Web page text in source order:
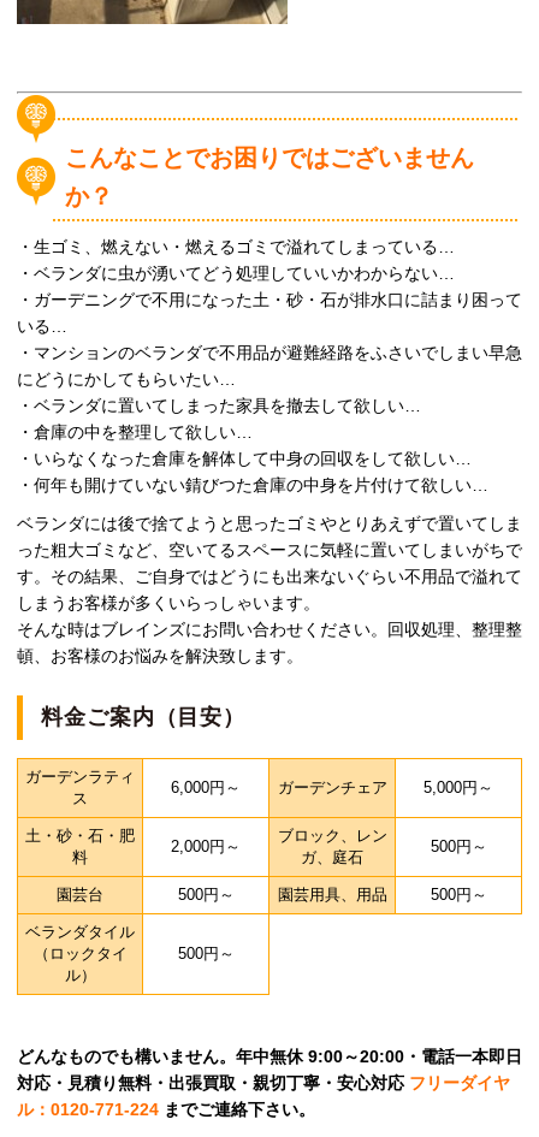
こんなことでお困りではございません
か？
・生ゴミ、燃えない・燃えるゴミで溢れてしまっている…
・ベランダに虫が湧いてどう処理していいかわからない…
・ガーデニングで不用になった土・砂・石が排水口に詰まり困って
いる…
・マンションのベランダで不用品が避難経路をふさいでしまい早急
にどうにかしてもらいたい…
・ベランダに置いてしまった家具を撤去して欲しい…
・倉庫の中を整理して欲しい…
・いらなくなった倉庫を解体して中身の回収をして欲しい…
・何年も開けていない錆びつた倉庫の中身を片付けて欲しい…
ベランダには後で捨てようと思ったゴミやとりあえずで置いてしま
った粗大ゴミなど、空いてるスペースに気軽に置いてしまいがちで
す。その結果、ご自身ではどうにも出来ないぐらい不用品で溢れて
しまうお客様が多くいらっしゃいます。
そんな時はブレインズにお問い合わせください。回収処理、整理整
頓、お客様のお悩みを解決致します。
料金ご案内（目安）
ガーデンラティ
ス
6,000円～ ガーデンチェア 5,000円～
土・砂・石・肥
料
2,000円～
ブロック、レン
ガ、庭石
500円～
園芸台 500円～ 園芸用具、用品 500円～
ベランダタイル
（ロックタイ
ル）
500円～
どんなものでも構いません。年中無休 9:00～20:00・電話一本即日
対応・見積り無料・出張買取・親切丁寧・安心対応 フリーダイヤ
ル：0120-771-224 までご連絡下さい。